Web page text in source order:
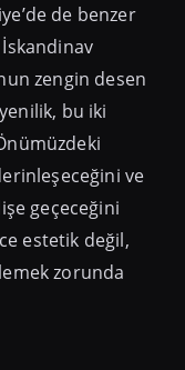
de benzer
zengin desen
bu iki
ve
geçeceğini
estetik değil,
zorunda